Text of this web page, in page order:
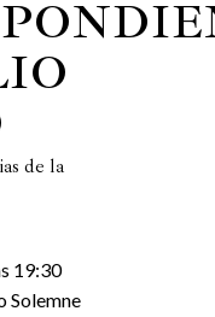
de la
19:30
Solemne